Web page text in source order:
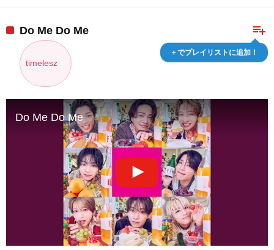
playlist_add
＋でプレイリストに追加！
Do Me Do Me
timelesz
Do Me Do Me